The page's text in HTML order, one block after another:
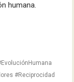
humana.
#Reciprocidad